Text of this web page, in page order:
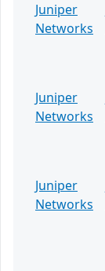
Juniper
Networks
Juniper
Networks
Juniper
Networks